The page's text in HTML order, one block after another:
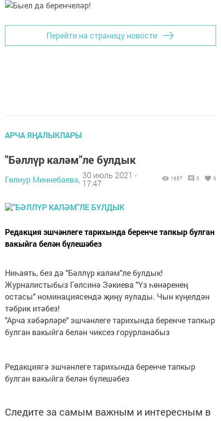
Перейти на страницу новости
АРЧА ЯҢАЛЫКЛАРЫ
"Бәллүр каләм"ле булдык
Гөлнур Миннебаева, 30 июль 2021 -
17:47
1657 0 0
Редакция эшчәнлеге тарихында беренче тапкыр булган
вакыйга белән бүлешәбез
Ниһаять, без дә "Бәллүр каләм"ле булдык!
Журналистыбыз Гөлсинә Зәкиева "Үз һөнәренең
остасы" номинациясендә җиңү яулады. Чын күңелдән
тәбрик итәбез!
"Арча хәбәрләре" эшчәнлеге тарихында беренче тапкыр
булган вакыйга белән чиксез горурланабыз
Редакциягә эшчәнлеге тарихында беренче тапкыр
булган вакыйга белән бүлешәбез
Следите за самым важным и интересным в